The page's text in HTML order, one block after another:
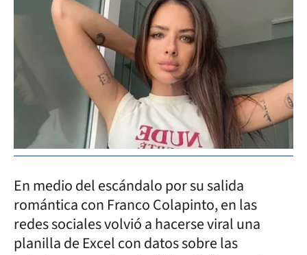
En medio del escándalo por su salida
romántica con Franco Colapinto, en las
redes sociales volvió a hacerse viral una
planilla de Excel con datos sobre las